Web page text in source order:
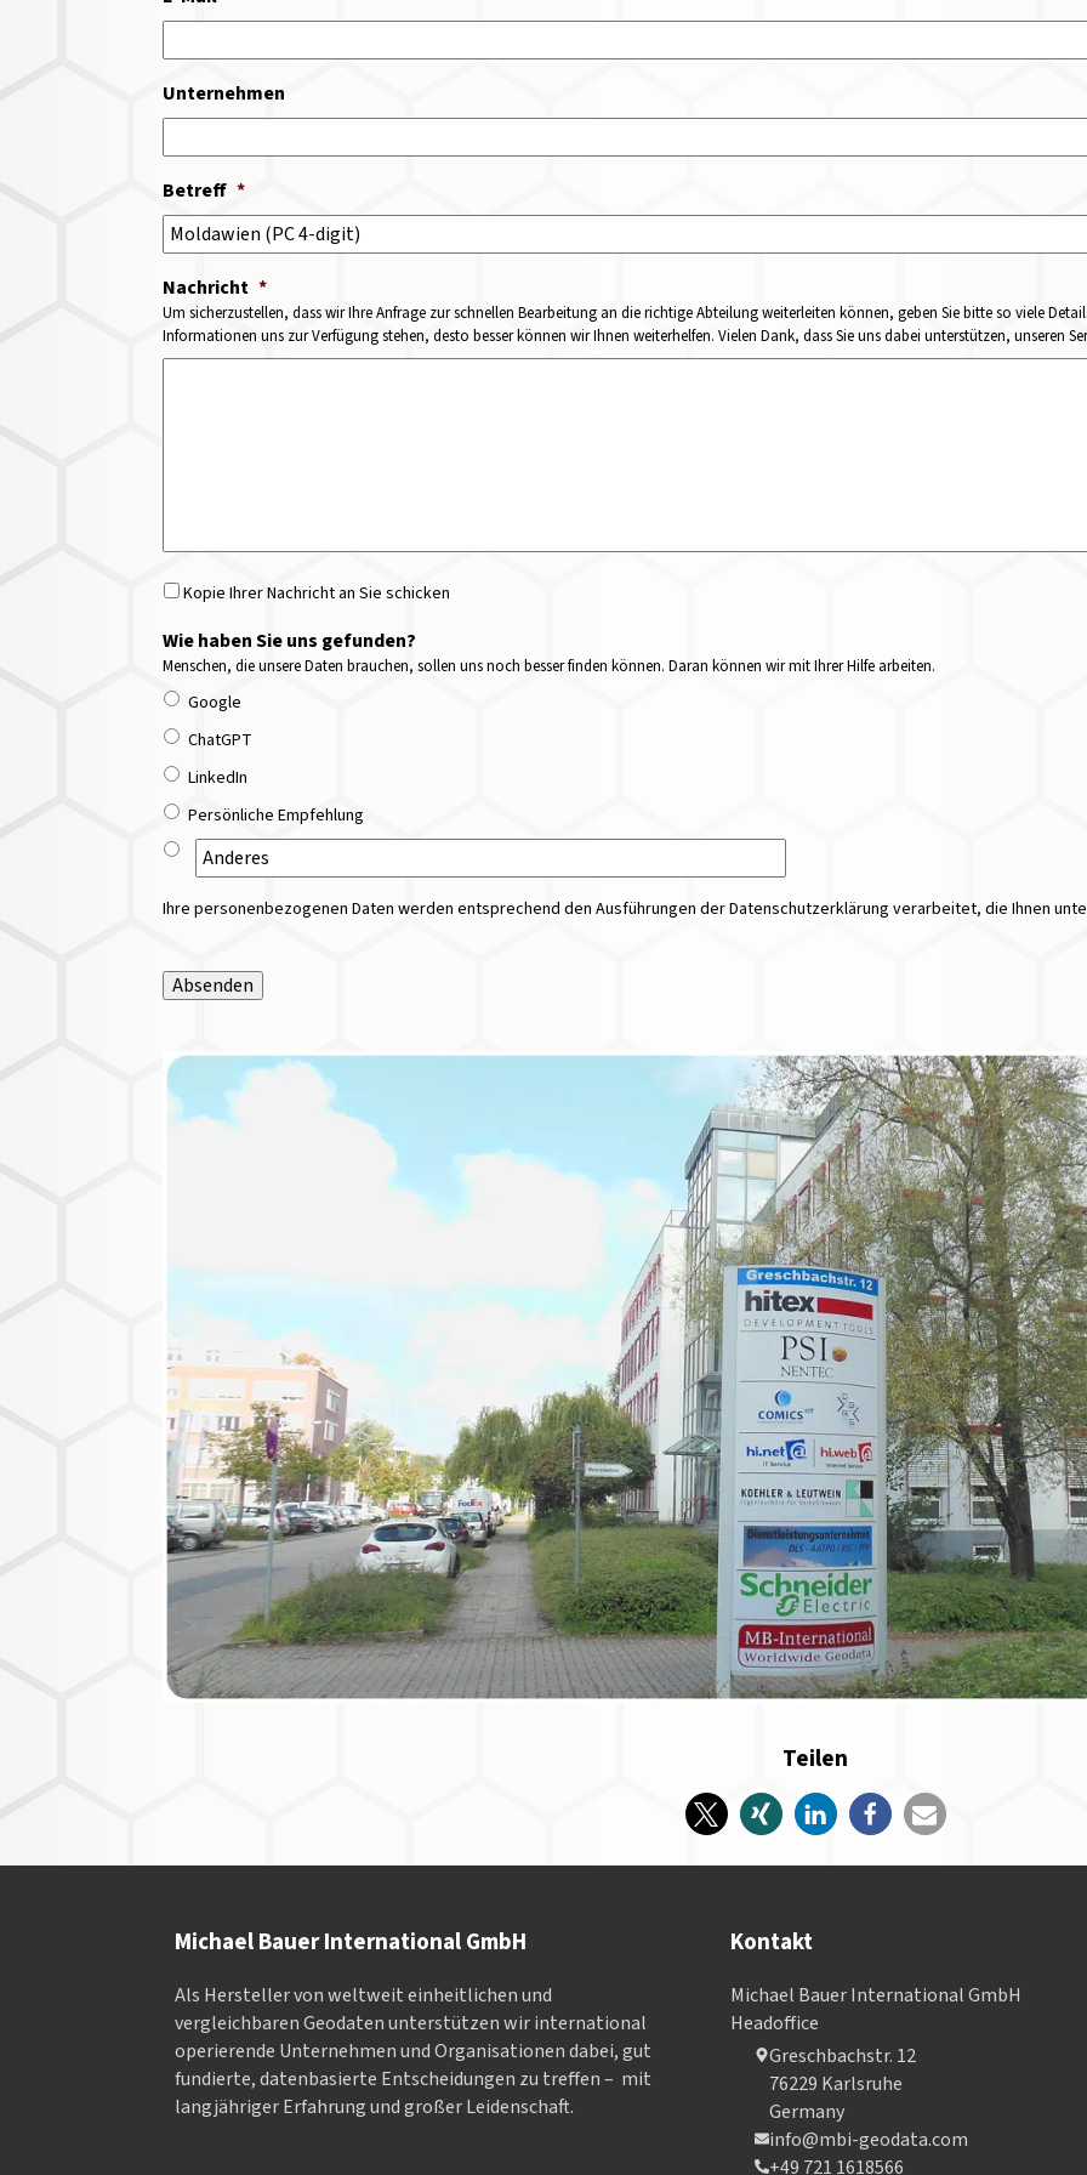
Unternehmen
Betreff *
Nachricht *
Um sicherzustellen, dass wir Ihre Anfrage zur schnellen Bearbeitung an die richtige Abteilung weiterleiten können, geben Sie bitte so viele
Informationen uns zur Verfügung stehen, desto besser können wir Ihnen weiterhelfen. Vielen Dank, dass Sie uns dabei unterstützen, unseren
Kopie Ihrer Nachricht an Sie schicken
Wie haben Sie uns gefunden?
Menschen, die unsere Daten brauchen, sollen uns noch besser finden können. Daran können wir mit Ihrer Hilfe arbeiten.
Google
ChatGPT
LinkedIn
Persönliche Empfehlung
Ihre personenbezogenen Daten werden entsprechend den Ausführungen der Datenschutzerklärung verarbeitet, die Ihnen
Absenden
Teilen
Michael Bauer International GmbH
Als Hersteller von weltweit einheitlichen und
vergleichbaren Geodaten un­ter­stüt­zen wir in­ter­na­tional
ope­rieren­de Un­ter­neh­men und Or­ga­nisa­tionen dabei, gut
fundierte, datenbasierte Entscheidungen zu treffen – mit
langjähriger Erfahrung und großer Leidenschaft.
Kontakt
Michael Bauer International GmbH
Headoffice
Greschbachstr. 12
76229 Karlsruhe
Germany
info@mbi-geodata.com
+49 721 1618566